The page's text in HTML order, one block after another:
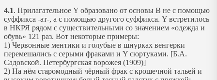
4.1. Прилагательное Y образовано от основы В не с помощью
суффикса -ат-, а с помощью другого суффикса. Y встретилось
в НКРЯ рядом с существительными со значением «одежда и
обувь» 121 раз. Вот некоторые примеры:
1) Червонные ментики и голубые в шнурках венгерки
перемешались с серыми фраками и Y сюртуками. [Б.А.
Садовской. Петербургская ворожея (1909)]
2) На нём старомодный чёрный фрак с крошечной тальей и